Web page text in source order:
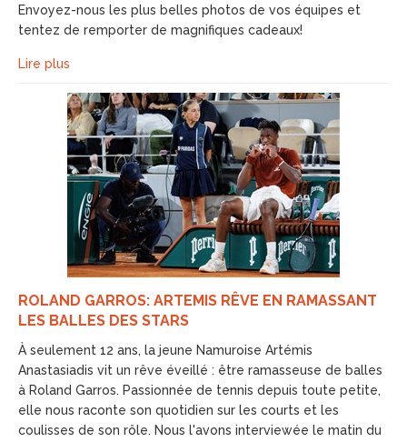
Envoyez-nous les plus belles photos de vos équipes et
tentez de remporter de magnifiques cadeaux!
Lire plus
ROLAND GARROS: ARTEMIS RÊVE EN RAMASSANT
LES BALLES DES STARS
À seulement 12 ans, la jeune Namuroise Artémis
Anastasiadis vit un rêve éveillé : être ramasseuse de balles
à Roland Garros. Passionnée de tennis depuis toute petite,
elle nous raconte son quotidien sur les courts et les
coulisses de son rôle. Nous l'avons interviewée le matin du